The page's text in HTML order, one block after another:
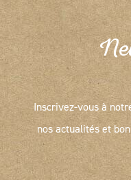
Inscrivez-vous à
nos actualités et